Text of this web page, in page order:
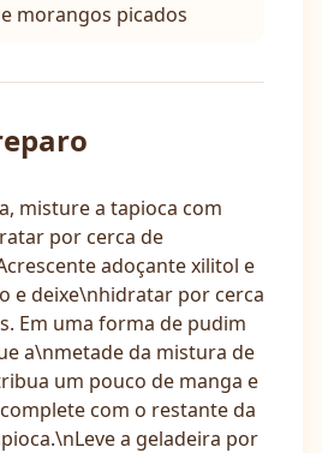
morangos picados
misture a tapioca com
por cerca de
adoçante xilitol e
e deixe\nhidratar por cerca
Em uma forma de pudim
a\nmetade da mistura de
um pouco de manga e
com o restante da
a geladeira por